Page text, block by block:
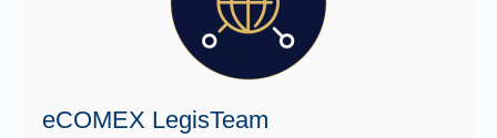
eCOMEX LegisTeam